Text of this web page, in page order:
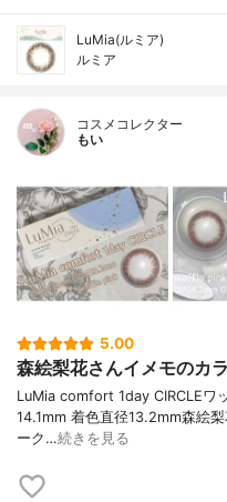
LuMia(ルミア)
ルミア
コスメコレクター
もい
5.00
森絵梨花さんイメモのカ
LuMia comfort 1day CIRCLEワ
14.1mm 着色直径13.2mm森絵
ーク…続きを見る